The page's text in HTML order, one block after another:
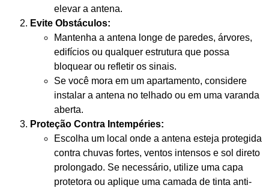
elevar a antena.
Evite Obstáculos:
Mantenha a antena longe de paredes, árvores,
edifícios ou qualquer estrutura que possa
bloquear ou refletir os sinais.
Se você mora em um apartamento, considere
instalar a antena no telhado ou em uma varanda
aberta.
Proteção Contra Intempéries:
Escolha um local onde a antena esteja protegida
contra chuvas fortes, ventos intensos e sol direto
prolongado. Se necessário, utilize uma capa
protetora ou aplique uma camada de tinta anti-